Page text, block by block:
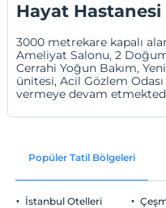
Hayat Hastanesi
3000 metrekare kapalı
Ameliyat Salonu, 2
Cerrahi Yoğun Bakım,
ünitesi, Acil Gözlem
vermeye devam
Popüler Tatil Bölgeleri
İstanbul Otelleri